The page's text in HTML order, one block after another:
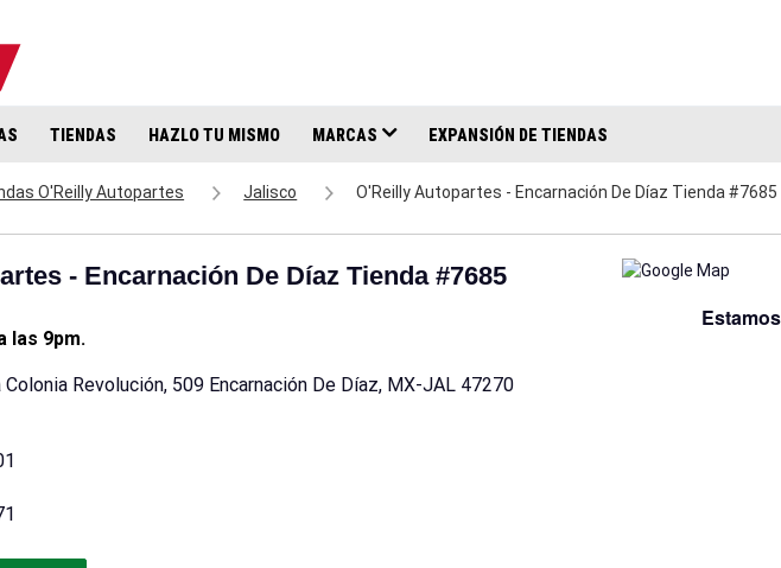
TIENDAS HAZLO TU MISMO MARCAS EXPANSIÓN DE TIENDAS
O'Reilly Autopartes Jalisco O'Reilly Autopartes - Encarnación De Díaz Tienda #7685
- Encarnación De Díaz Tienda #7685
las 9pm.
Colonia Revolución, 509 Encarnación De Díaz, MX-JAL 47270